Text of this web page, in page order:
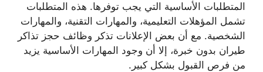
المتطلبات الأساسية التي يجب توفرها. هذه المتطلبات
تشمل المؤهلات التعليمية، والمهارات التقنية، والمهارات
الشخصية. مع أن بعض الإعلانات تذكر وظائف حجز تذاكر
طيران بدون خبرة، إلا أن وجود المهارات الأساسية يزيد
من فرص القبول بشكل كبير.